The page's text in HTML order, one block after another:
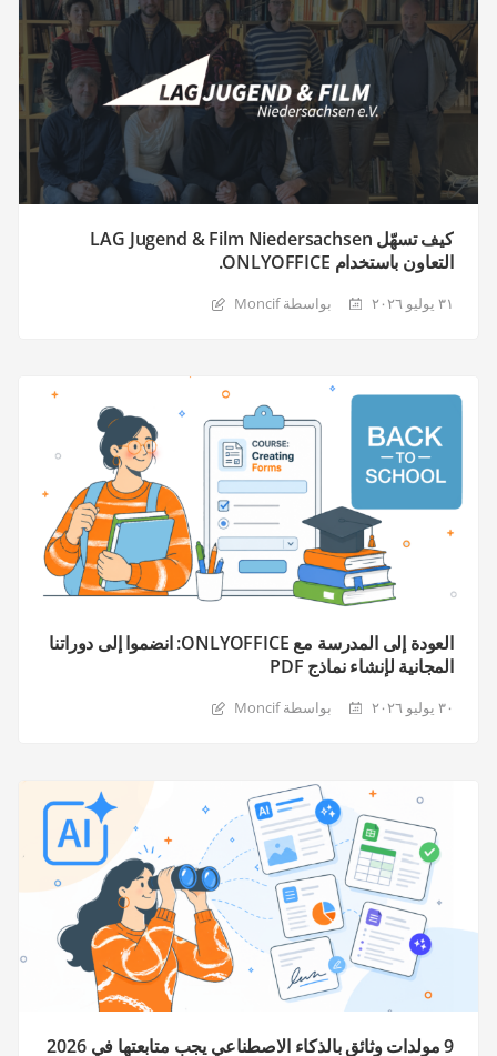
كيف تسهّل LAG Jugend & Film Niedersachsen
التعاون باستخدام ONLYOFFICE.
٣١ يوليو ٢٠٢٦ بواسطة Moncif
العودة إلى المدرسة مع ONLYOFFICE: انضموا إلى دوراتنا
المجانية لإنشاء نماذج PDF
٣٠ يوليو ٢٠٢٦ بواسطة Moncif
9 مولدات وثائق بالذكاء الاصطناعي يجب متابعتها في 2026